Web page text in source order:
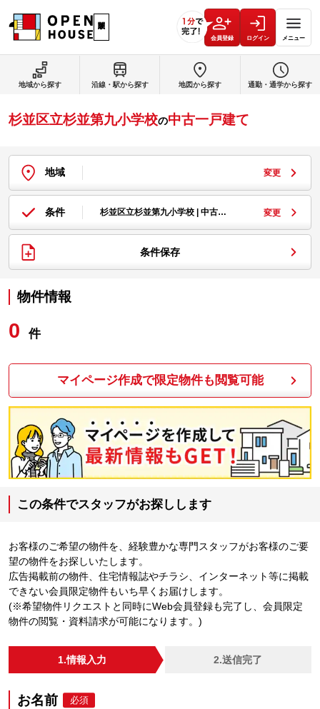
会員登録 ログイン メニュー
杉並区立杉並第九小学校の中古一戸建て
地域 変更
条件 杉並区立杉並第九小学校 | 中古… 変更
条件保存
物件情報
0 件
マイページ作成で限定物件も閲覧可能
この条件でスタッフがお探しします
お客様のご希望の物件を、経験豊かな専門スタッフがお客様のご要
望の物件をお探しいたします。
広告掲載前の物件、住宅情報誌やチラシ、インターネット等に掲載
できない会員限定物件もいち早くお届けします。
(※希望物件リクエストと同時にWeb会員登録も完了し、会員限定
物件の閲覧・資料請求が可能になります。)
1.情報入力 2.送信完了
お名前 必須
地域から探す 沿線・駅から探す 地図から探す 通勤・通学から探す